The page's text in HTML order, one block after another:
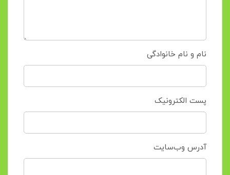
نام و نام خانوادگی
پست الکترونیک
آدرس وب‌سایت